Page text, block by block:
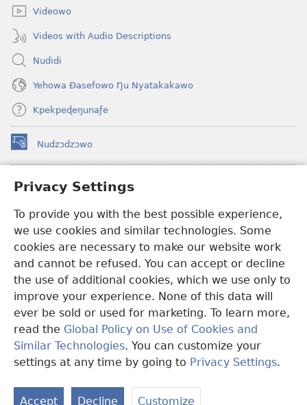
Privacy Settings
To provide you with the best possible experience,
we use cookies and similar technologies. Some
cookies are necessary to make our website work
and cannot be refused. You can accept or decline
the use of additional cookies, which we use only to
improve your experience. None of this data will
ever be sold or used for marketing. To learn more,
read the Global Policy on Use of Cookies and
Similar Technologies. You can customize your
settings at any time by going to Privacy Settings.
Accept Decline Customize
Videowo
Videos with Audio Descriptions
Nudidi
Yehowa Ðasefowo Ŋu Nyatakakawo
Kpekpeɖeŋunaƒe
Nudzɔdzɔwo
(opens
new
Gbetakpɔxɔ INTERNET DZI AGBALẼDZRAƉOƑE
(opens
window)JW Hub ®
(opens
new
window)JW Library
Watchtower Library
Copyright© 2026 Watch Tower Bible and Tract Society of Pennsylvania.
EZAZÃ ŊUTI ƉOƉO|AMEŊUNYATAKAKA ŊUTI ƉOƉO|PRIVACY
SETTINGS